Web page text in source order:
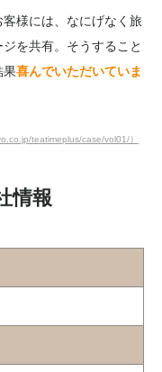
様には、なにげなく旅
を共有。そうすること
果喜んでいただいていま
teatimeplus/case/vol01/）
情報